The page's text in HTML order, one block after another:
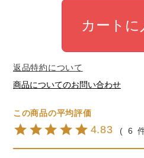
カートに
返品特約について
商品についてのお問い合わせ
4.83 6